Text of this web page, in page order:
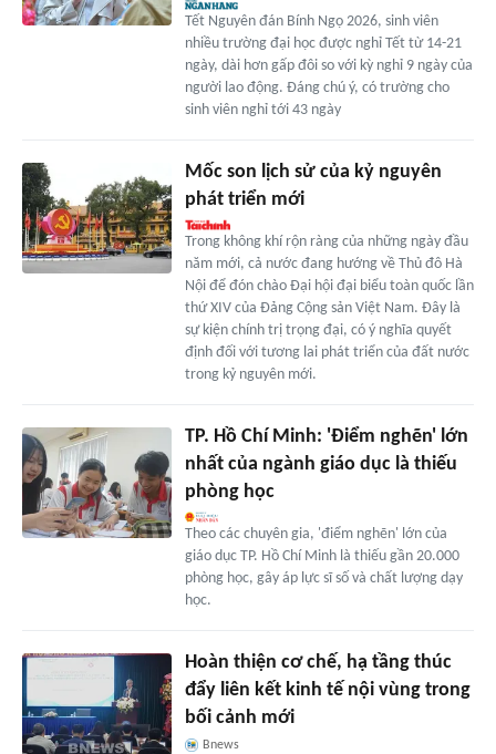
Tết Nguyên đán Bính Ngọ 2026, sinh viên
nhiều trường đại học được nghỉ Tết từ 14-21
ngày, dài hơn gấp đôi so với kỳ nghỉ 9 ngày của
người lao động. Đáng chú ý, có trường cho
sinh viên nghỉ tới 43 ngày
Mốc son lịch sử của kỷ nguyên
phát triển mới
Trong không khí rộn ràng của những ngày đầu
năm mới, cả nước đang hướng về Thủ đô Hà
Nội để đón chào Đại hội đại biểu toàn quốc lần
thứ XIV của Đảng Cộng sản Việt Nam. Đây là
sự kiện chính trị trọng đại, có ý nghĩa quyết
định đối với tương lai phát triển của đất nước
trong kỷ nguyên mới.
TP. Hồ Chí Minh: 'Điểm nghẽn' lớn
nhất của ngành giáo dục là thiếu
phòng học
Theo các chuyên gia, 'điểm nghẽn' lớn của
giáo dục TP. Hồ Chí Minh là thiếu gần 20.000
phòng học, gây áp lực sĩ số và chất lượng dạy
học.
Hoàn thiện cơ chế, hạ tầng thúc
đẩy liên kết kinh tế nội vùng trong
bối cảnh mới
Bnews